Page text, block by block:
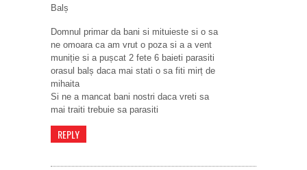
Balș
Domnul primar da bani si mituieste si o sa
ne omoara ca am vrut o poza si a a vent
muniție si a pușcat 2 fete 6 baieti parasiti
orasul balș daca mai stati o sa fiti mirț de
mihaita
Si ne a mancat bani nostri daca vreti sa
mai traiti trebuie sa parasiti
REPLY